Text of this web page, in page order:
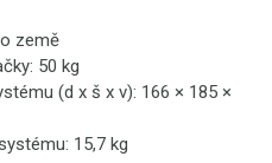
země
50 kg
(d x š x v): 166 × 185 ×
15,7 kg